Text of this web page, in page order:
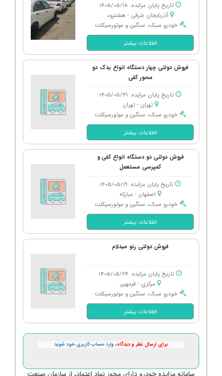
تاریخ پایان مزایده: 1405/05/18
آذربایجان شرقی - هشترود
خودرو سبک، سنگین و موتورسیکلت
اطلاعات بیشتر
فروش دولتی چهار دستگاه انواع یدک دو
محور کفی
تاریخ پایان مزایده: 1405/05/31
تهران - تهران
خودرو سبک، سنگین و موتورسیکلت
اطلاعات بیشتر
فروش دولتی دو دستگاه انواع کفی و
کمپرسی مستعمل
تاریخ پایان مزایده: 1405/05/19
اصفهان - مباركه
خودرو سبک، سنگین و موتورسیکلت
اطلاعات بیشتر
فروش دولتی رنو میدلام
تاریخ پایان مزایده: 1405/05/24
مرکزی - فرمهین
خودرو سبک، سنگین و موتورسیکلت
اطلاعات بیشتر
برای ارسال نظر و دیدگاه، وارد حساب کاربری خود شوید